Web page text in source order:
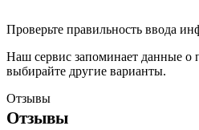
Проверьте правильность ввода
Наш сервис запоминает данные о
выбирайте другие варианты.
Отзывы
Отзывы